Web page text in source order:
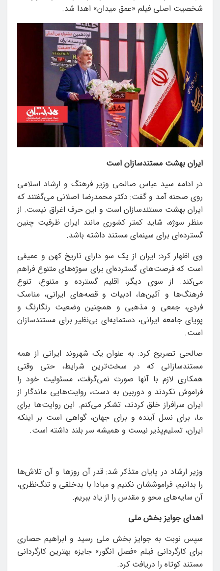
شخصیت اصلی فیلم «عمق میدان» اهدا شد.
ایران بهشت مستندسازان است
در ادامه سید عباس صالحی وزیر فرهنگ و ارشاد اسلامی
روی صحنه آمد و گفت: دکتر محمدرضا اصلانی می‌گفتند که
ایران بهشت مستندسازان است و این حرف اغراق نیست. از
منظر سوژه، شاید کمتر کشوری مانند ایران ظرفیت چنین
گسترده‌ای برای سینمای مستند داشته باشد.
وی اظهار کرد: ایران از یک سو دارای تاریخ کهن و عمیقی
است که فرصت‌های گسترده‌ای برای سوژه‌های متنوع فراهم
می‌کند. از سوی دیگر، اقلیم گسترده و متنوع، تنوع
فرهنگ‌ها و آئین‌ها، ادبیات و قصه‌های ایرانی، مناسک
فردی، جمعی و مذهبی و همچنین وضعیت رنگارنگ و
پویای جامعه ایرانی، دستمایه‌ای بی‌نظیر برای مستندسازان
است.
صالحی تصریح کرد: به عنوان یک شهروند ایرانی از همه
مستندسازانی که در سخت‌ترین شرایط، حتی وقتی
همکاری لازم با آنها صورت نمی‌گرفت، مسئولیت خود را
فراموش نکردند و دوربین به دست، روایت‌هایی ماندگار از
ایران سرافراز خلق کردند، تشکر می‌کنم. این روایت‌ها برای
ما، برای نسل آینده و برای جهان، گواهی است بر اینکه
ایران، تسلیم‌پذیر نیست و همیشه سر بلند داشته است.
وزیر ارشاد در پایان متذکر شد: قدر آن روزها و آن تلاش‌ها
را بدانیم، فراموششان نکنیم و مبادا با بدخلقی و تنگ‌نظری،
آن سایه‌های محو و مقدس را از یاد ببریم.
اهدای جوایز بخش ملی
سپس نوبت به جوایز بخش ملی رسید و ابراهیم حصاری
برای کارگردانی فیلم «فصل انگور» جایزه بهترین کارگردانی
مستند کوتاه را دریافت کرد.